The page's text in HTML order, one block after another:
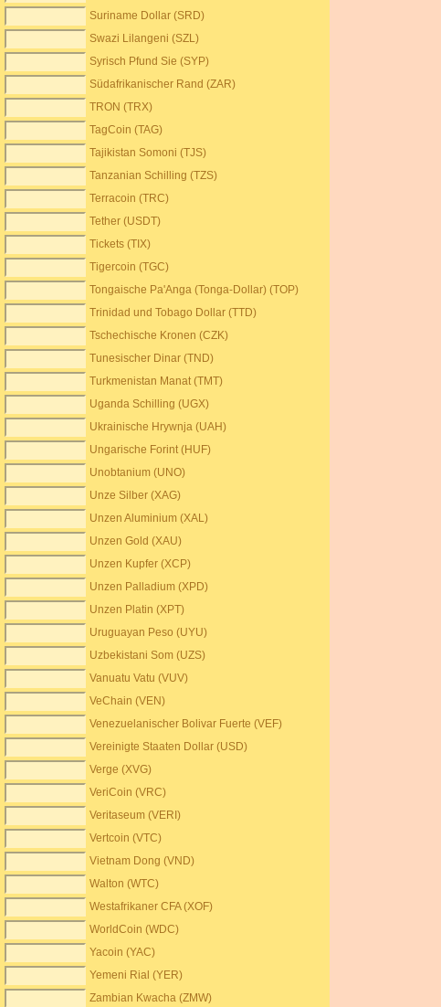
Suriname Dollar (SRD)
Swazi Lilangeni (SZL)
Syrisch Pfund Sie (SYP)
Südafrikanischer Rand (ZAR)
TRON (TRX)
TagCoin (TAG)
Tajikistan Somoni (TJS)
Tanzanian Schilling (TZS)
Terracoin (TRC)
Tether (USDT)
Tickets (TIX)
Tigercoin (TGC)
Tongaische Pa'Anga (Tonga-Dollar) (TOP)
Trinidad und Tobago Dollar (TTD)
Tschechische Kronen (CZK)
Tunesischer Dinar (TND)
Turkmenistan Manat (TMT)
Uganda Schilling (UGX)
Ukrainische Hrywnja (UAH)
Ungarische Forint (HUF)
Unobtanium (UNO)
Unze Silber (XAG)
Unzen Aluminium (XAL)
Unzen Gold (XAU)
Unzen Kupfer (XCP)
Unzen Palladium (XPD)
Unzen Platin (XPT)
Uruguayan Peso (UYU)
Uzbekistani Som (UZS)
Vanuatu Vatu (VUV)
VeChain (VEN)
Venezuelanischer Bolivar Fuerte (VEF)
Vereinigte Staaten Dollar (USD)
Verge (XVG)
VeriCoin (VRC)
Veritaseum (VERI)
Vertcoin (VTC)
Vietnam Dong (VND)
Walton (WTC)
Westafrikaner CFA (XOF)
WorldCoin (WDC)
Yacoin (YAC)
Yemeni Rial (YER)
Zambian Kwacha (ZMW)